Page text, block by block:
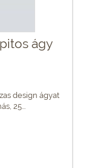
ágy
design ágyat
25...